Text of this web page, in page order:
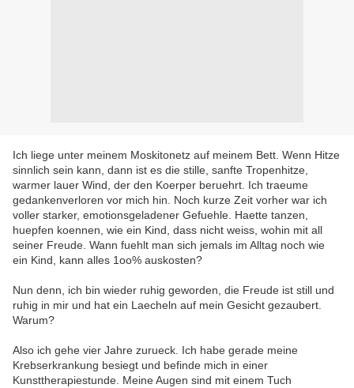
Ich liege unter meinem Moskitonetz auf meinem Bett. Wenn Hitze
sinnlich sein kann, dann ist es die stille, sanfte Tropenhitze,
warmer lauer Wind, der den Koerper beruehrt. Ich traeume
gedankenverloren vor mich hin. Noch kurze Zeit vorher war ich
voller starker, emotionsgeladener Gefuehle. Haette tanzen,
huepfen koennen, wie ein Kind, dass nicht weiss, wohin mit all
seiner Freude. Wann fuehlt man sich jemals im Alltag noch wie
ein Kind, kann alles 1oo% auskosten?
Nun denn, ich bin wieder ruhig geworden, die Freude ist still und
ruhig in mir und hat ein Laecheln auf mein Gesicht gezaubert.
Warum?
Also ich gehe vier Jahre zurueck. Ich habe gerade meine
Krebserkrankung besiegt und befinde mich in einer
Kunsttherapiestunde. Meine Augen sind mit einem Tuch